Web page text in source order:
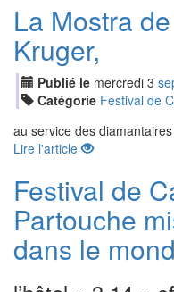
La Mostra
Kruger,
Publié le mercredi 3
Catégorie Festival de
au service des
Lire l'article
Festival de
Partouche
dans le